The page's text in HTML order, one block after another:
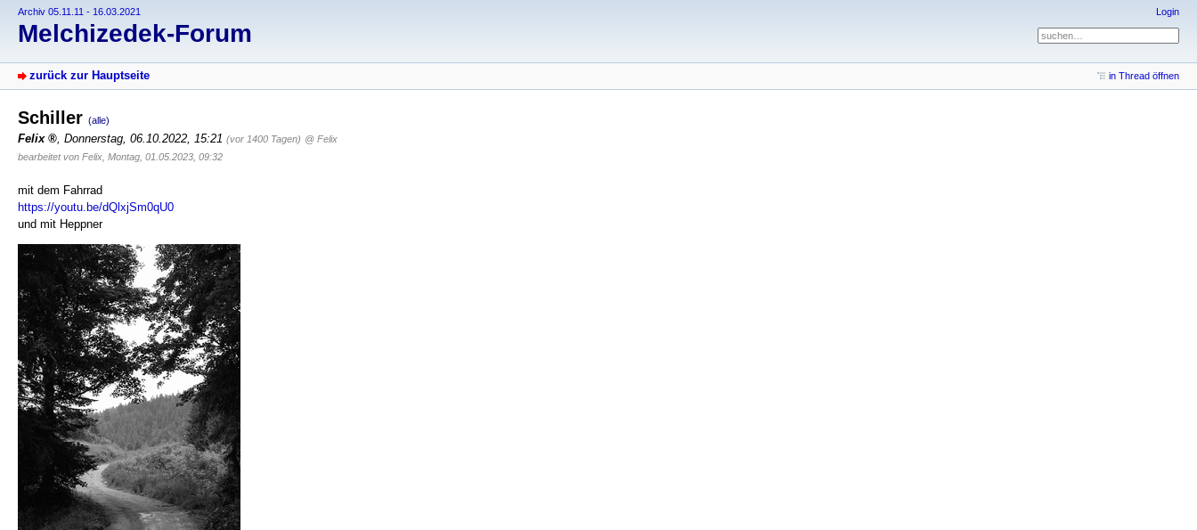
Archiv 05.11.11 - 16.03.2021
Melchizedek-Forum
Login
zurück zur Hauptseite in Thread öffnen
Schiller (alle)
Felix , Donnerstag, 06.10.2022, 15:21 (vor 1400 Tagen) @ Felix
bearbeitet von Felix, Montag, 01.05.2023, 09:32
mit dem Fahrrad
https://youtu.be/dQlxjSm0qU0
und mit Heppner